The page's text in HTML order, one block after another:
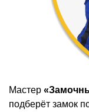
Мастер
подберёт замок